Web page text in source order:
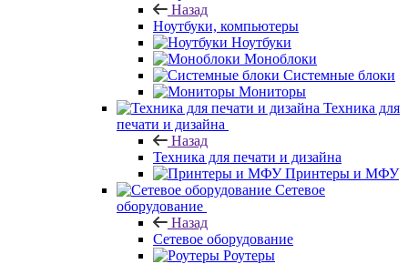
Назад
Ноутбуки, компьютеры
Ноутбуки
Моноблоки
Системные блоки
Мониторы
Техника для
печати и дизайна
Назад
Техника для печати и дизайна
Принтеры и МФУ
Сетевое
оборудование
Назад
Сетевое оборудование
Роутеры